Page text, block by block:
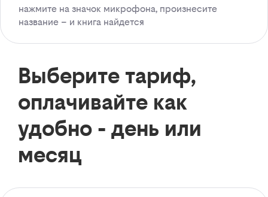
нажмите на значок микрофона, произнесите
название – и книга найдется
Выберите тариф,
оплачивайте как
удобно - день или
месяц